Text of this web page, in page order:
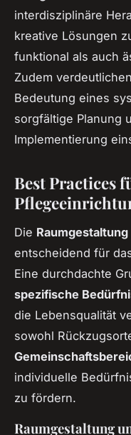
interdisziplinäre
kreative Lösungen
funktional als auch
Zudem
Bedeutung eines
sorgfältige Planung
Implementierung
Best Practices
Die Raumgestaltung
entscheidend für
Eine durchdachte
spezifische
die Lebensqualität
sowohl
individuelle
zu fördern.
Raumgestaltung